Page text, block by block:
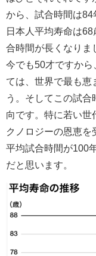
から、試合時間は
日本人平均寿命は
合時間が長くなりま
今でも50才ですか
ては、世界で最も恵
う。そしてこの試
向です。特に若い世
クノロジーの恩恵を
平均試合時間が100
だと思います。